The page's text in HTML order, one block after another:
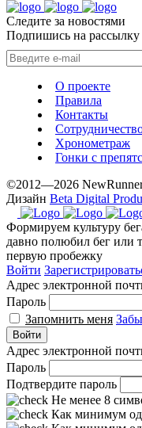
Следите за новостями
Подпишись на рассылку
О проекте
Правила
Контакты
Хронометраж
Гонки с
©2012—2026
Дизайн Beta Digital
Формируем культуру
давно полюбил бег или
первую пробежку
Войти
Адрес электронной
Пароль
Запомнить меня
Войти
Адрес электронной
Пароль
Подтвердите пароль
Не менее 8
Как минимум